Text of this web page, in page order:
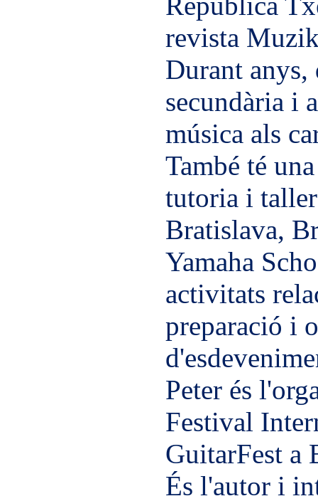
revista
Durant anys,
secundària i
música als
També té
tutoria i
Bratislava,
Yamaha
activitats
preparació i
Peter és
Festival
GuitarFest a
És l'autor i